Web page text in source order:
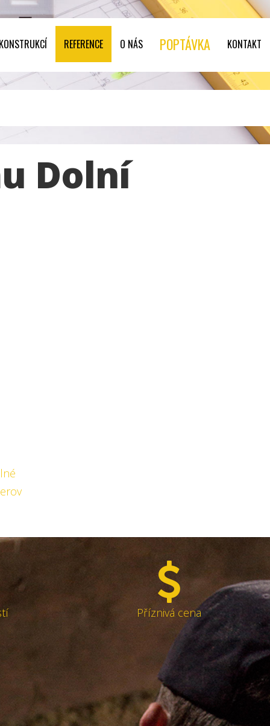
REFERENCE O NÁS POPTÁVKA KONTAKT
Dolní
Příznivá cena